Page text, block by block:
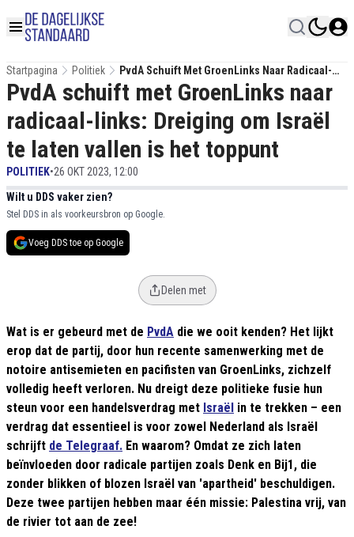
Startpagina Politiek
PvdA Schuift Met GroenLinks Naar Radicaal-
Links: Dreiging Om Israël Te Laten Vallen Is Het
Toppunt
PvdA schuift met GroenLinks naar
radicaal-links: Dreiging om Israël
te laten vallen is het toppunt
POLITIEK•26 OKT 2023, 12:00
Wilt u DDS vaker zien?
Stel DDS in als voorkeursbron op Google.
Voeg DDS toe op Google
Delen met
Wat is er gebeurd met de PvdA die we ooit kenden? Het lijkt
erop dat de partij, door hun recente samenwerking met de
notoire antisemieten en pacifisten van GroenLinks, zichzelf
volledig heeft verloren. Nu dreigt deze politieke fusie hun
steun voor een handelsverdrag met Israël in te trekken – een
verdrag dat essentieel is voor zowel Nederland als Israël
schrijft de Telegraaf. En waarom? Omdat ze zich laten
beïnvloeden door radicale partijen zoals Denk en Bij1, die
zonder blikken of blozen Israël van 'apartheid' beschuldigen.
Deze twee partijen hebben maar één missie: Palestina vrij, van
de rivier tot aan de zee!